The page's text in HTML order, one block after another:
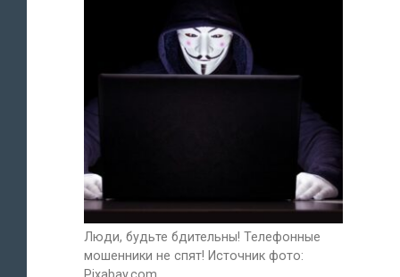
Люди, будьте бдительны! Телефонные
мошенники не спят! Источник фото: